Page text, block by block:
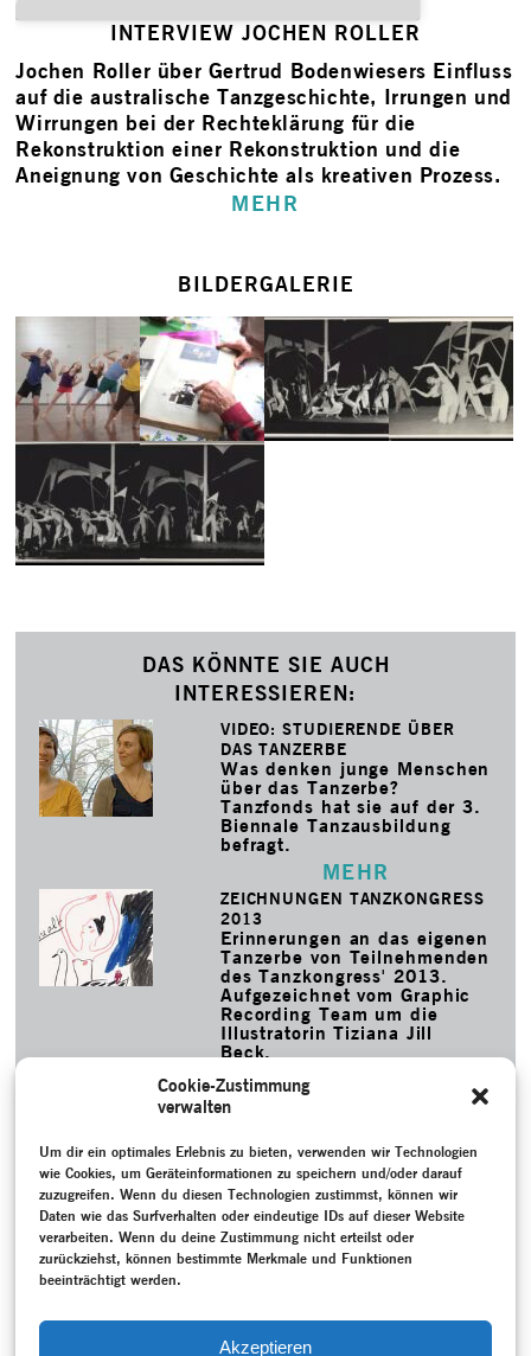
Cookie-Zustimmung
verwalten
Um dir ein optimales Erlebnis zu bieten, verwenden wir Technologien
wie Cookies, um Geräteinformationen zu speichern und/oder darauf
zuzugreifen. Wenn du diesen Technologien zustimmst, können wir
Daten wie das Surfverhalten oder eindeutige IDs auf dieser Website
verarbeiten. Wenn du deine Zustimmung nicht erteilst oder
zurückziehst, können bestimmte Merkmale und Funktionen
beeinträchtigt werden.
Akzeptieren
INTERVIEW JOCHEN ROLLER
Jochen Roller über Gertrud Bodenwiesers Einfluss
auf die australische Tanzgeschichte, Irrungen und
Wirrungen bei der Rechteklärung für die
Rekonstruktion einer Rekonstruktion und die
Aneignung von Geschichte als kreativen Prozess.
MEHR
BILDERGALERIE
DAS KÖNNTE SIE AUCH
INTERESSIEREN:
VIDEO: STUDIERENDE ÜBER
DAS TANZERBE
Was denken junge Menschen
über das Tanzerbe?
Tanzfonds hat sie auf der 3.
Biennale Tanzausbildung
befragt.
MEHR
ZEICHNUNGEN TANZKONGRESS
2013
Erinnerungen an das eigenen
Tanzerbe von Teilnehmenden
des Tanzkongress' 2013.
Aufgezeichnet vom Graphic
Recording Team um die
Illustratorin Tiziana Jill
Beck.
Aufzeichnung–Bodenwieser Archiv–Bodenwieser, Gertrud
Brown, Carol –Christofis, Lee– Claux, Moira–Cuckson,
Barbara–Dunlop Mac Tavish, Shona –Emigration–
Erinnerung –Errand into the Maze–Forsythe, William–
Gespräch / Interview–Kurt Schwaen Archiv–Larbig,
Thorsten–Migration–Musik–National Library of Australia
Nationalsozialismus (1933-1945)
–